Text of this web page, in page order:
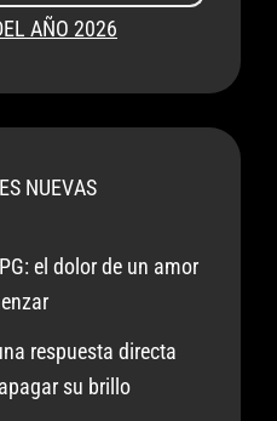
AÑO 2026
NUEVAS
el dolor de un amor
respuesta directa
su brillo